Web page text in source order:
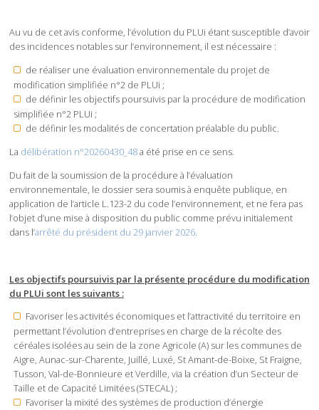
Au vu de cet avis conforme, l’évolution du PLUi étant susceptible d’avoir
des incidences notables sur l’environnement, il est nécessaire :
de réaliser une évaluation environnementale du projet de
modification simplifiée n°2 de PLUi ;
de définir les objectifs poursuivis par la procédure de modification
simplifiée n°2 PLUi ;
de définir les modalités de concertation préalable du public.
La délibération n°20260430_48a été prise en ce sens.
Du fait de la soumission de la procédure à l’évaluation
environnementale, le dossier sera soumis à enquête publique, en
application de l’article L.123-2 du code l’environnement, et ne fera pas
l’objet d’une mise à disposition du public comme prévu initialement
dans l’arrêté du président du 29 janvier 2026.
Les objectifs poursuivis par la présente procédure du modification
du PLUi sont les suivants :
Favoriser les activités économiques et l’attractivité du territoire en
permettant l’évolution d’entreprises en charge de la récolte des
céréales isolées au sein de la zone Agricole (A) sur les communes de
Aigre, Aunac-sur-Charente, Juillé, Luxé, St Amant-de-Boixe, St Fraigne,
Tusson, Val-de-Bonnieure et Verdille, via la création d’un Secteur de
Taille et de Capacité Limitées (STECAL) ;
Favoriser la mixité des systèmes de production d’énergie